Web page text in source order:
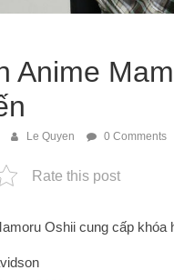
Anime
Le Quyen 0 Comments
Rate this post
Oshii cung cấp khóa